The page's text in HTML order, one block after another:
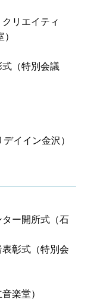
リエイティ
（特別会議
イイン金沢）
ー開所式（石
彰式（特別会
楽堂）